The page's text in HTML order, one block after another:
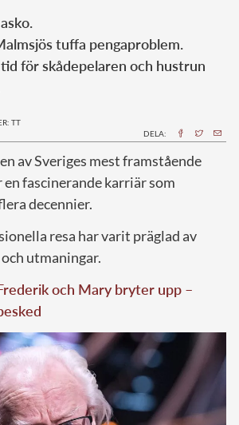
Monacos furstehustuffa pengaproblem.
för skådepelaren och hustrun
TT
DELA:
av Sveriges mest framstående
en fascinerande karriär som
decennier.
resa har varit präglad av
utmaningar.
och Mary bryter upp –